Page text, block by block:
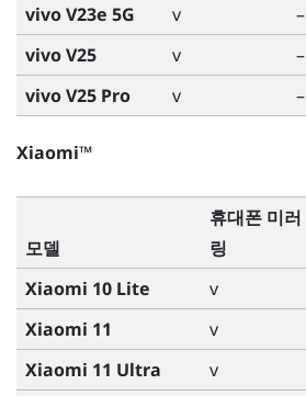
vivo V23e 5G
v
–
vivo V25
v
–
vivo V25 Pro
v –
Xiaomi™
모델
휴대폰 미러
링
Xiaomi 10 Lite
v
Xiaomi 11
v
Xiaomi 11 Ultra
v